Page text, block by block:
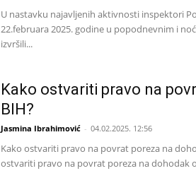
U nastavku najavljenih aktivnosti inspektori
22.februara 2025. godine u popodnevnim i
izvršili...
Kako ostvariti pravo na
BIH?
Jasmina Ibrahimović - 04.02.2025. 12:56
Kako ostvariti pravo na povrat poreza na
ostvariti pravo na povrat poreza na dohodak